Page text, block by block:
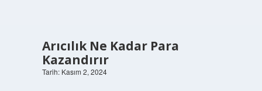
Arıcılık Ne Kadar Para
Kazandırır
Tarih: Kasım 2, 2024